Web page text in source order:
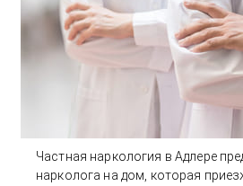
Частная наркология в Адлере
нарколога на дом, которая